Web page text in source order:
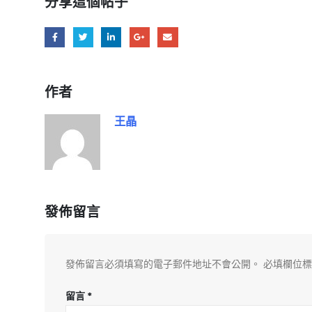
作者
王晶
發佈留言
發佈留言必須填寫的電子郵件地址不會公開。 必填欄位
留言 *